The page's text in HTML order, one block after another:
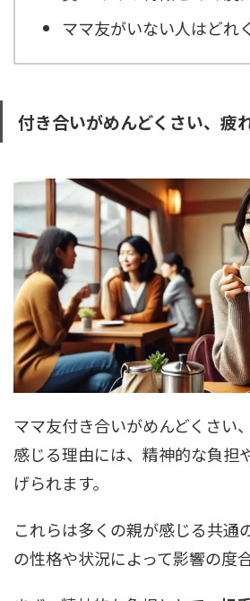
ママ友がいない人はどれ
付き合いがめんどくさい、疲
ママ友付き合いがめんどくさい
感じる理由には、精神的な負担
げられます。
これらは多くの親が感じる共通
の性格や状況によって影響の度